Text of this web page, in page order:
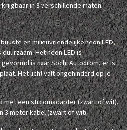
in 3 verschillende maten.
en milieuvriendelijke neon LED,
Het neon LED is
is naar Sochi Autodrom, er is
Het licht valt ongehinderd op je
met een stroomadapter (zwart of wit),
3 meter kabel (zwart of wit).